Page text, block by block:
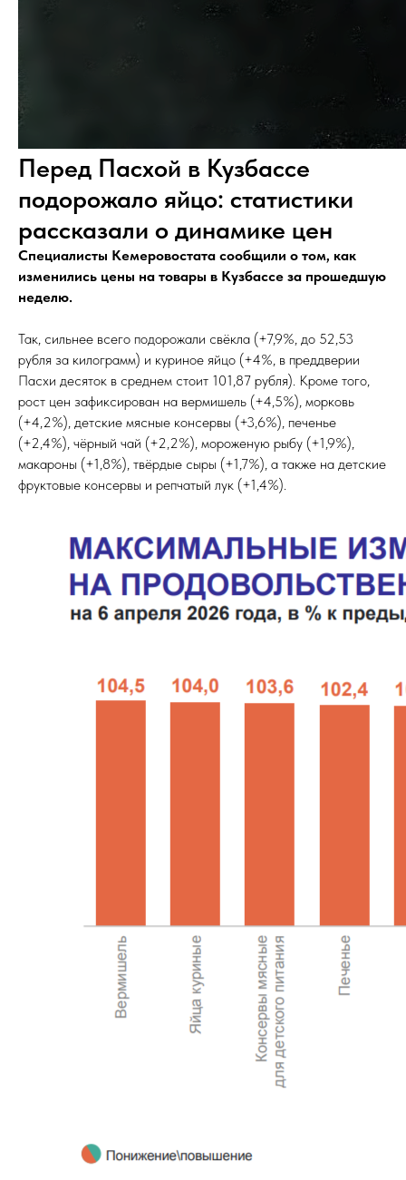
Перед Пасхой в Кузбассе
подорожало яйцо: статистики
рассказали о динамике цен
Специалисты Кемеровостата сообщили о том, как
изменились цены на товары в Кузбассе за прошедшую
неделю.
Так, сильнее всего подорожали свёкла (+7,9%, до 52,53
рубля за килограмм) и куриное яйцо (+4%, в преддверии
Пасхи десяток в среднем стоит 101,87 рубля). Кроме того,
рост цен зафиксирован на вермишель (+4,5%), морковь
(+4,2%), детские мясные консервы (+3,6%), печенье
(+2,4%), чёрный чай (+2,2%), мороженую рыбу (+1,9%),
макароны (+1,8%), твёрдые сыры (+1,7%), а также на детские
фруктовые консервы и репчатый лук (+1,4%).